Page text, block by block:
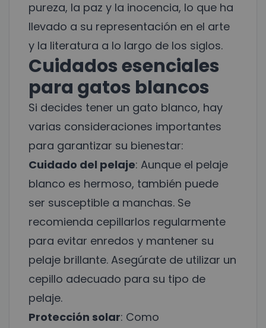
pureza, la paz y la inocencia, lo que ha
llevado a su representación en el arte
y la literatura a lo largo de los siglos.
Cuidados esenciales
para gatos blancos
Si decides tener un gato blanco, hay
varias consideraciones importantes
para garantizar su bienestar:
Cuidado del pelaje: Aunque el pelaje
blanco es hermoso, también puede
ser susceptible a manchas. Se
recomienda cepillarlos regularmente
para evitar enredos y mantener su
pelaje brillante. Asegúrate de utilizar un
cepillo adecuado para su tipo de
pelaje.
Protección solar: Como